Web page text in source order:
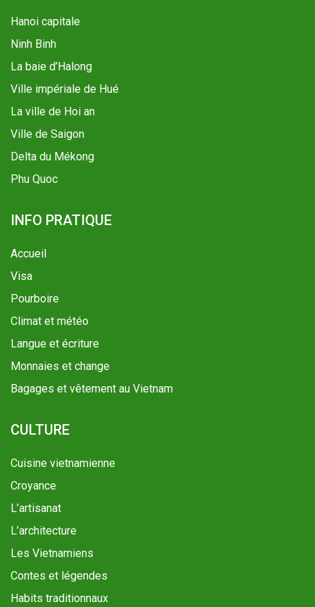
Hanoi capitale
Ninh Binh
La baie d’Halong
Ville impériale de Hué
La ville de Hoi an
Ville de Saigon
Delta du Mékong
Phu Quoc
INFO PRATIQUE
Accueil
Visa
Pourboire
Climat et météo
Langue et écriture
Monnaies et change
Bagages et vêtement au Vietnam
CULTURE
Cuisine vietnamienne
Croyance
L’artisanat
L’architecture
Les Vietnamiens
Contes et légendes
Habits traditionnaux